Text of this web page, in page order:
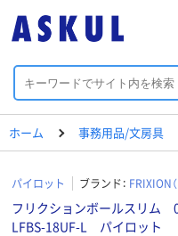
ホーム 事務用品/文房具
パイロット ブランド： FRIXION
フリクションボールスリ
LFBS-18UF-L パイロット